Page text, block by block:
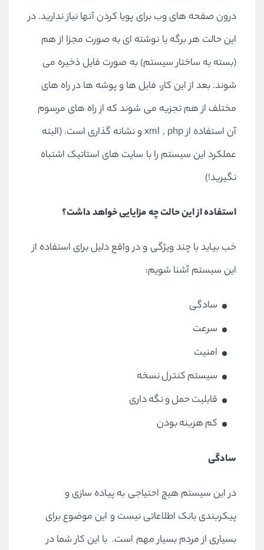
درون صفحه های وب برای پویا کردن آنها نیاز ندارید. در
این حالت هر برگه یا نوشته ای به صورت مجزا از هم
(بسته به ساختار سیستم) به صورت فایل ذخیره می
شوند. بعد از این کار، فایل ها و پوشه ها در راه های
مختلف از هم تجزیه می شوند که از راه های مرسوم
آن استفاده از xml , php و نشانه گذاری است. (البته
عملکرد این سیستم را با سایت های استاتیک اشتباه
نگیرید!)
استفاده از این حالت چه مزایایی خواهد داشت؟
خب بیاید با چند ویژگی و در واقع دلیل برای استفاده از
این سیستم آشنا شویم:
سادگی
سرعت
امنیت
سیستم کنترل نسخه
قابلیت حمل و نگه داری
کم هزینه بودن
سادگی
در این سیستم هیچ احتیاجی به پیاده سازی و
پیکربندی بانک اطلاعاتی نیست و این موضوع برای
بسیاری از مردم بسیار مهم است. با این کار شما در